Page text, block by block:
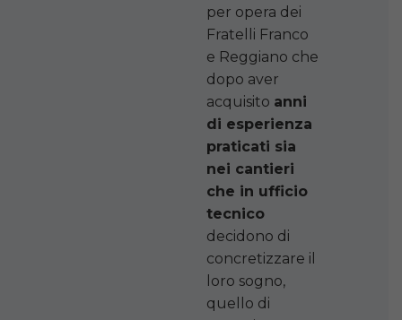
per opera dei
Fratelli Franco
e Reggiano che
dopo aver
acquisito anni
di esperienza
praticati sia
nei cantieri
che in ufficio
tecnico
decidono di
concretizzare il
loro sogno,
quello di